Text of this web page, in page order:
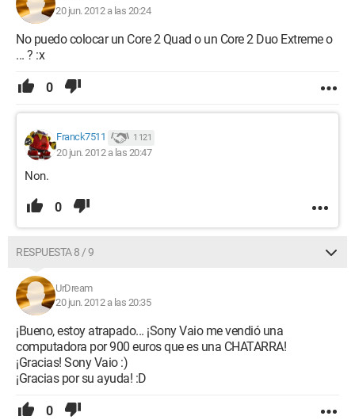
20 jun. 2012 a las 20:24
No puedo colocar un Core 2 Quad o un Core 2 Duo Extreme o
... ? :x
0
Franck7511 1 121
20 jun. 2012 a las 20:47
Non.
0
RESPUESTA 8 / 9
UrDream
20 jun. 2012 a las 20:35
¡Bueno, estoy atrapado... ¡Sony Vaio me vendió una
computadora por 900 euros que es una CHATARRA!
¡Gracias! Sony Vaio :)
¡Gracias por su ayuda! :D
0